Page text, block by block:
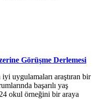
Görüşme Derlemesi
uygulamaları araştıran bir
başarılı yaş
okul örneğini bir araya